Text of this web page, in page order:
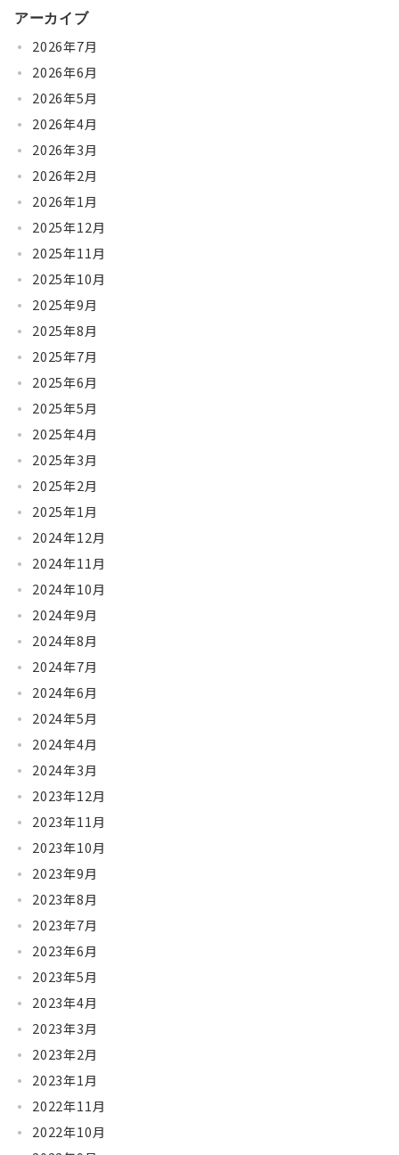
アーカイブ
2026年7月
2026年6月
2026年5月
2026年4月
2026年3月
2026年2月
2026年1月
2025年12月
2025年11月
2025年10月
2025年9月
2025年8月
2025年7月
2025年6月
2025年5月
2025年4月
2025年3月
2025年2月
2025年1月
2024年12月
2024年11月
2024年10月
2024年9月
2024年8月
2024年7月
2024年6月
2024年5月
2024年4月
2024年3月
2023年12月
2023年11月
2023年10月
2023年9月
2023年8月
2023年7月
2023年6月
2023年5月
2023年4月
2023年3月
2023年2月
2023年1月
2022年11月
2022年10月